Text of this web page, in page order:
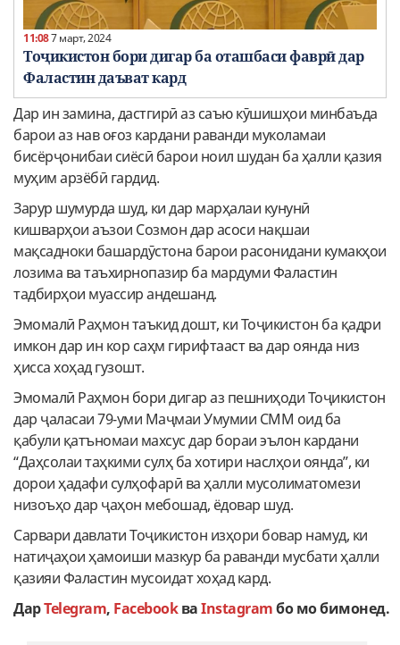
11:087 март, 2024
Тоҷикистон бори дигар ба оташбаси фаврӣ дар
Фаластин даъват кард
Дар ин замина, дастгирӣ аз саъю кӯшишҳои минбаъда
барои аз нав оғоз кардани раванди муколамаи
бисёрҷонибаи сиёсӣ барои ноил шудан ба ҳалли қазия
муҳим арзёбӣ гардид.
Зарур шумурда шуд, ки дар марҳалаи кунунӣ
кишварҳои аъзои Созмон дар асоси нақшаи
мақсадноки башардӯстона барои расонидани кумакҳои
лозима ва таъхирнопазир ба мардуми Фаластин
тадбирҳои муассир андешанд.
Эмомалӣ Раҳмон таъкид дошт, ки Тоҷикистон ба қадри
имкон дар ин кор саҳм гирифтааст ва дар оянда низ
ҳисса хоҳад гузошт.
Эмомалӣ Раҳмон бори дигар аз пешниҳоди Тоҷикистон
дар ҷаласаи 79-уми Маҷмаи Умумии СММ оид ба
қабули қатъномаи махсус дар бораи эълон кардани
“Даҳсолаи таҳкими сулҳ ба хотири наслҳои оянда”, ки
дорои ҳадафи сулҳофарӣ ва ҳалли мусолиматомези
низоъҳо дар ҷаҳон мебошад, ёдовар шуд.
Сарвари давлати Тоҷикистон изҳори бовар намуд, ки
натиҷаҳои ҳамоиши мазкур ба раванди мусбати ҳалли
қазияи Фаластин мусоидат хоҳад кард.
ДарTelegram, FacebookваInstagramбо мо бимонед.